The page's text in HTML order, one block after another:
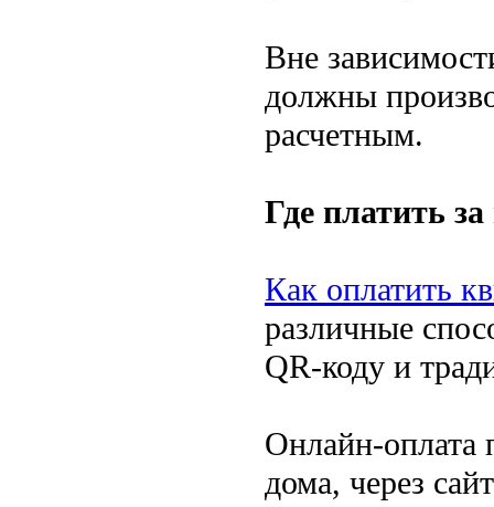
Вне
должны
расчетным.
Где платить за
Как оплатить
различные
QR-коду и
Онлайн-оплата
дома, через